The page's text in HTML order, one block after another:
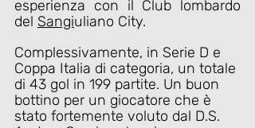
esperienza con il Club lombardo
del Sangiuliano City.
Complessivamente, in Serie D e
Coppa Italia di categoria, un totale
di 43 gol in 199 partite. Un buon
bottino per un giocatore che è
stato fortemente voluto dal D.S.